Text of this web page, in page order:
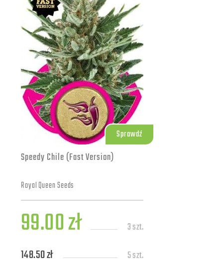
Sprawdź
Speedy Chile (Fast Version)
Royal Queen Seeds
99.00 zł 3 szt.
148.50 zł 5 szt.